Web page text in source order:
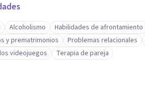
Alcoholismo Habilidades de afrontamiento
y prematrimonios
Problemas relacionales
videojuegos
Terapia de pareja